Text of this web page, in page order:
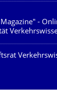
-